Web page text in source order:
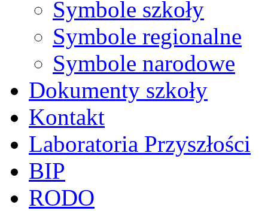
Symbole szkoły
Symbole regionalne
Symbole narodowe
Dokumenty szkoły
Kontakt
Laboratoria Przyszłości
BIP
RODO